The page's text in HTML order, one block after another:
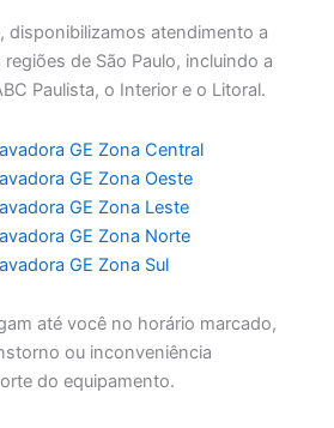
disponibilizamos atendimento a
de São Paulo, incluindo a
Paulista, o Interior e o Litoral.
GE Zona Central
GE Zona Oeste
GE Zona Leste
GE Zona Norte
GE Zona Sul
até você no horário marcado,
ou inconveniência
do equipamento.